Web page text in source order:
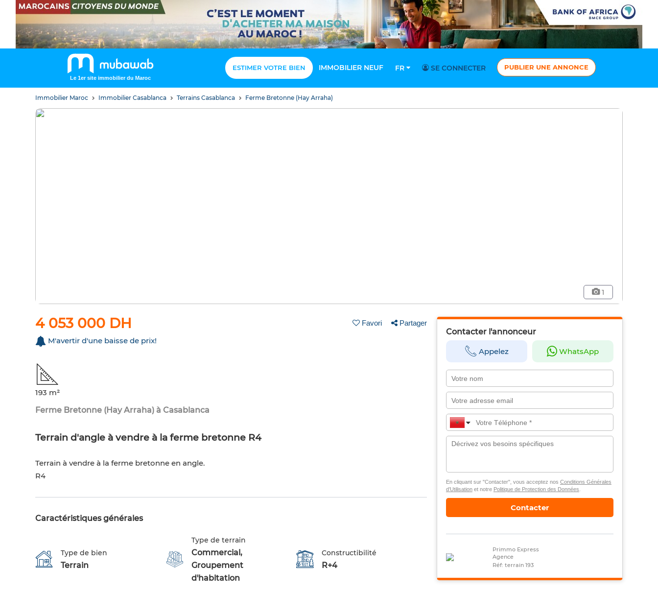
Le 1er site immobilier du Maroc
ESTIMER VOTRE BIEN IMMOBILIER NEUF FR SE CONNECTER PUBLIER UNE ANNONCE
Immobilier Maroc Immobilier Casablanca Terrains Casablanca Ferme Bretonne (Hay Arraha)
1
4 053 000 DH Favori Partager
M'avertir d'une baisse de prix!
193 m²
Ferme Bretonne (Hay Arraha) à Casablanca
Terrain d'angle à vendre à la ferme bretonne R4
Terrain à vendre à la ferme bretonne en angle.
R4
Caractéristiques générales
Type de bien
Terrain
Type de terrain
Commercial,
Groupement
d'habitation
Constructibilité
R+4
Contacter l'annonceur
Appelez WhatsApp
En cliquant sur "Contacter", vous acceptez nos Conditions Générales
d’Utilisationet notre Politique de Protection des Données
Contacter
Primmo Express
Agence
Réf: terrain 193